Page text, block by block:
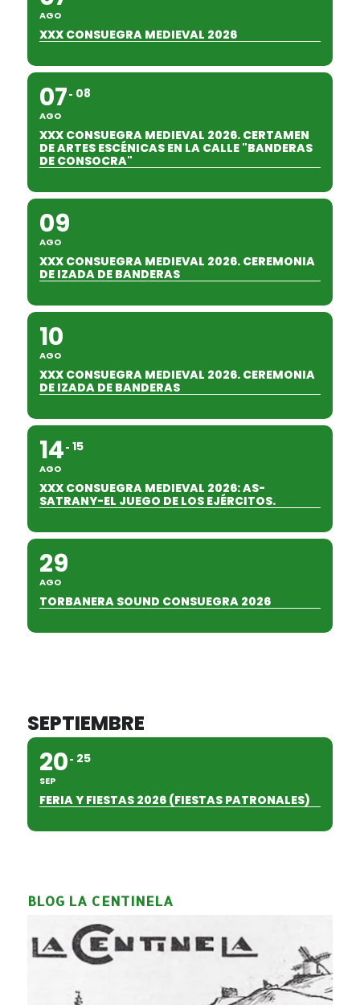
AGO
XXX CONSUEGRA MEDIEVAL 2026
07
AGO
08
XXX CONSUEGRA MEDIEVAL 2026. CERTAMEN
DE ARTES ESCÉNICAS EN LA CALLE "BANDERAS
DE CONSOCRA"
09
AGO
XXX CONSUEGRA MEDIEVAL 2026. CEREMONIA
DE IZADA DE BANDERAS
10
AGO
XXX CONSUEGRA MEDIEVAL 2026. CEREMONIA
DE IZADA DE BANDERAS
14
AGO
15
XXX CONSUEGRA MEDIEVAL 2026: AS-
SATRANY-EL JUEGO DE LOS EJÉRCITOS.
29
AGO
TORBANERA SOUND CONSUEGRA 2026
SEPTIEMBRE
20
SEP
25
FERIA Y FIESTAS 2026 (FIESTAS PATRONALES)
BLOG LA CENTINELA